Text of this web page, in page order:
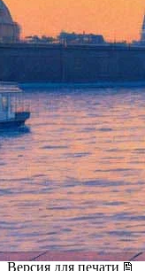
долгого
07 февраля 2019,
Версия для печати